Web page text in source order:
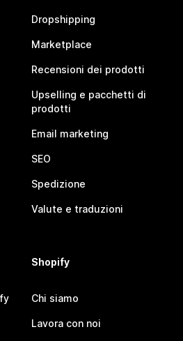
Dropshipping
Marketplace
Recensioni dei prodotti
Upselling e pacchetti di
prodotti
Email marketing
SEO
Spedizione
Valute e traduzioni
Shopify
Chi siamo
Lavora con noi